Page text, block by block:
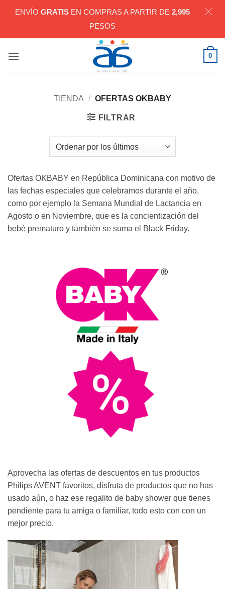
0
TIENDA / OFERTAS OKBABY
FILTRAR
Ofertas OKBABY en República Dominicana con motivo de
las fechas especiales que celebramos durante el año,
como por ejemplo la Semana Mundial de Lactancia en
Agosto o en Noviembre, que es la concientización del
bebé prematuro y también se suma el Black Friday.
Aprovecha las ofertas de descuentos en tus productos
Philips AVENT favoritos, disfruta de productos que no has
usado aún, o haz ese regalito de baby shower que tienes
pendiente para tu amiga o familiar, todo esto con con un
mejor precio.
ENVÍO GRATIS EN COMPRAS A PARTIR DE 2,995
PESOS